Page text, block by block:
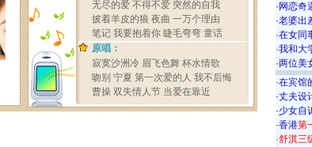
· 网恋奇
·老婆出
·在女同
·我和大
·两位美
·在宾馆
·丈夫设
·少女自
·香港第
·舒淇三